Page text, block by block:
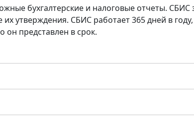
бухгалтерские и налоговые отчеты.
их утверждения. СБИС работает 365 дней в
он представлен в срок.